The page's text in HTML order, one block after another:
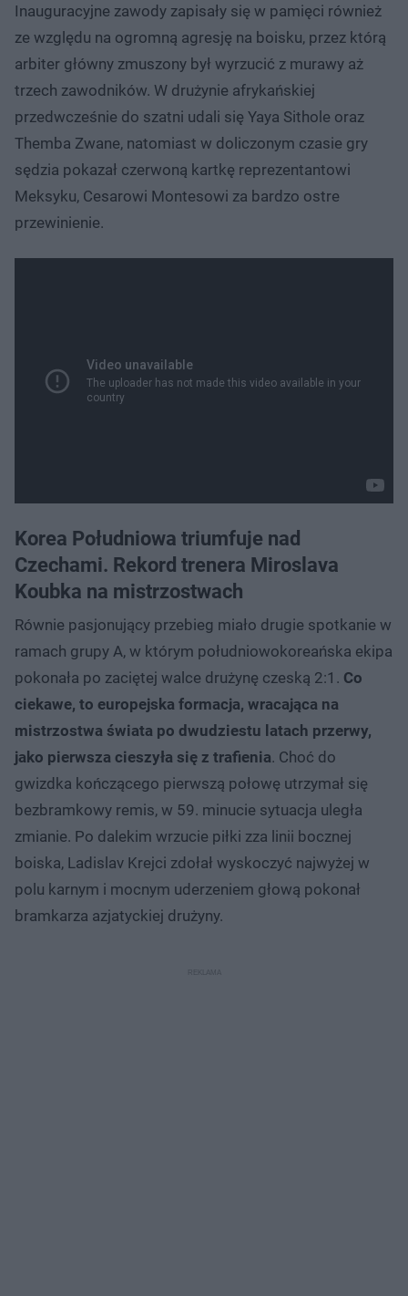
Inauguracyjne zawody zapisały się w pamięci również
ze względu na ogromną agresję na boisku, przez którą
arbiter główny zmuszony był wyrzucić z murawy aż
trzech zawodników. W drużynie afrykańskiej
przedwcześnie do szatni udali się Yaya Sithole oraz
Themba Zwane, natomiast w doliczonym czasie gry
sędzia pokazał czerwoną kartkę reprezentantowi
Meksyku, Cesarowi Montesowi za bardzo ostre
przewinienie.
Korea Południowa triumfuje nad
Czechami. Rekord trenera Miroslava
Koubka na mistrzostwach
Równie pasjonujący przebieg miało drugie spotkanie w
ramach grupy A, w którym południowokoreańska ekipa
pokonała po zaciętej walce drużynę czeską 2:1. Co
ciekawe, to europejska formacja, wracająca na
mistrzostwa świata po dwudziestu latach przerwy,
jako pierwsza cieszyła się z trafienia. Choć do
gwizdka kończącego pierwszą połowę utrzymał się
bezbramkowy remis, w 59. minucie sytuacja uległa
zmianie. Po dalekim wrzucie piłki zza linii bocznej
boiska, Ladislav Krejci zdołał wyskoczyć najwyżej w
polu karnym i mocnym uderzeniem głową pokonał
bramkarza azjatyckiej drużyny.